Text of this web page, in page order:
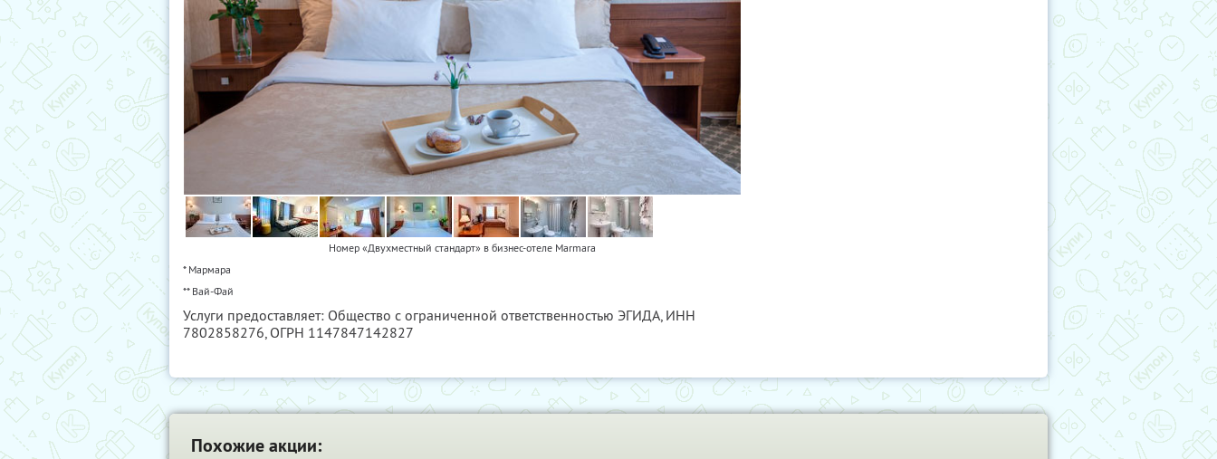
Номер «Двухместный стандарт» в бизнес-отеле Marmara
* Мармара
** Вай-Фай
Услуги предоставляет: Общество с ограниченной ответственностью ЭГИДА, ИНН
7802858276, ОГРН 1147847142827
Похожие акции: